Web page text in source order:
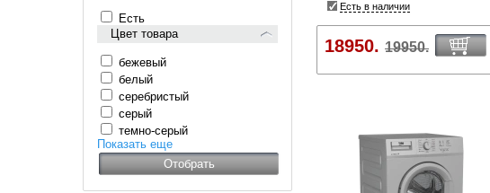
Есть
Цвет товара
бежевый
белый
серебристый
серый
темно-серый
Показать еще
Есть в наличии
18950. 19950.